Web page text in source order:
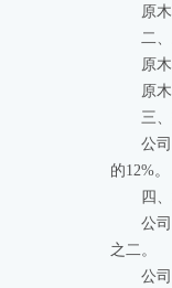
原
二
原
原
三
公
的12%。
四
公
之二。
公